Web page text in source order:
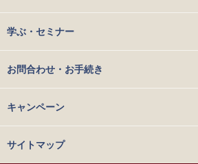
学ぶ・セミナー
お問合わせ・お手続き
キャンペーン
サイトマップ